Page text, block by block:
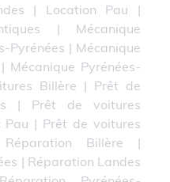
| Location Pau |
| Mécanique
Pyrénées | Mécanique
| Mécanique Pyrénées-
Billère | Prêt de
| Prêt de voitures
Pau | Prêt de voitures
Réparation Billère |
| Réparation Landes